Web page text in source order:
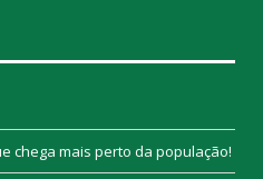
chega mais perto da população!